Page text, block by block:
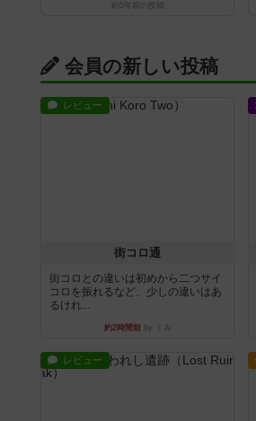
約5年前 の投稿
会員の新しい投稿
レビュー
街コロ通
街コロとの違いは初めから二つサイ
コロを振れるなど、少しの違いはあ
るけれ...
約2時間前by くみ
レビュー